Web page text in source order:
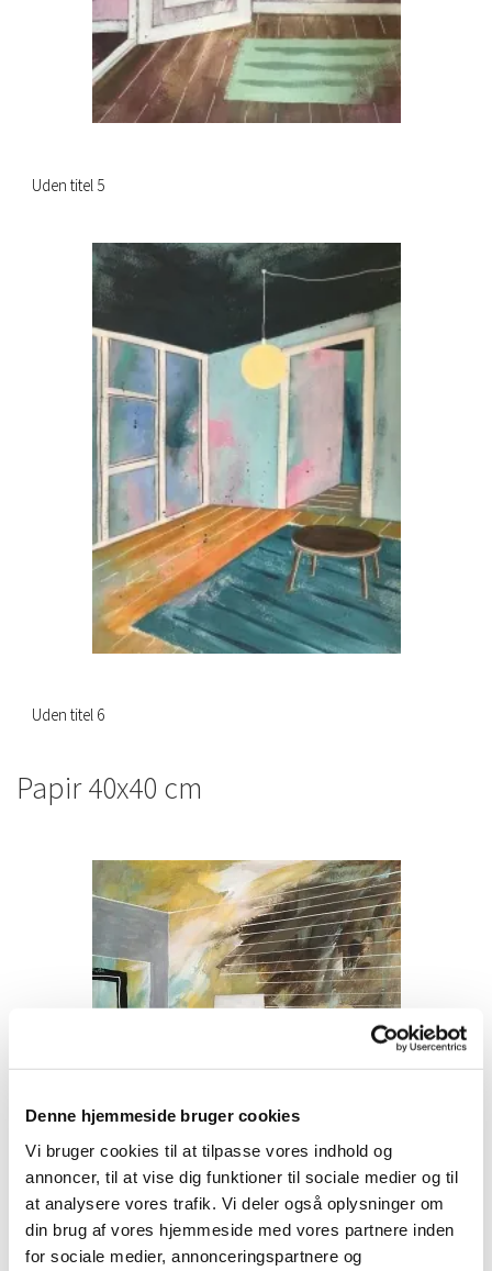
Denne hjemmeside bruger cookies
Vi bruger cookies til at tilpasse vores indhold og
annoncer, til at vise dig funktioner til sociale medier og til
at analysere vores trafik. Vi deler også oplysninger om
din brug af vores hjemmeside med vores partnere inden
for sociale medier, annonceringspartnere og
Uden titel 5
Uden titel 6
Papir 40x40 cm
Uden titel 1